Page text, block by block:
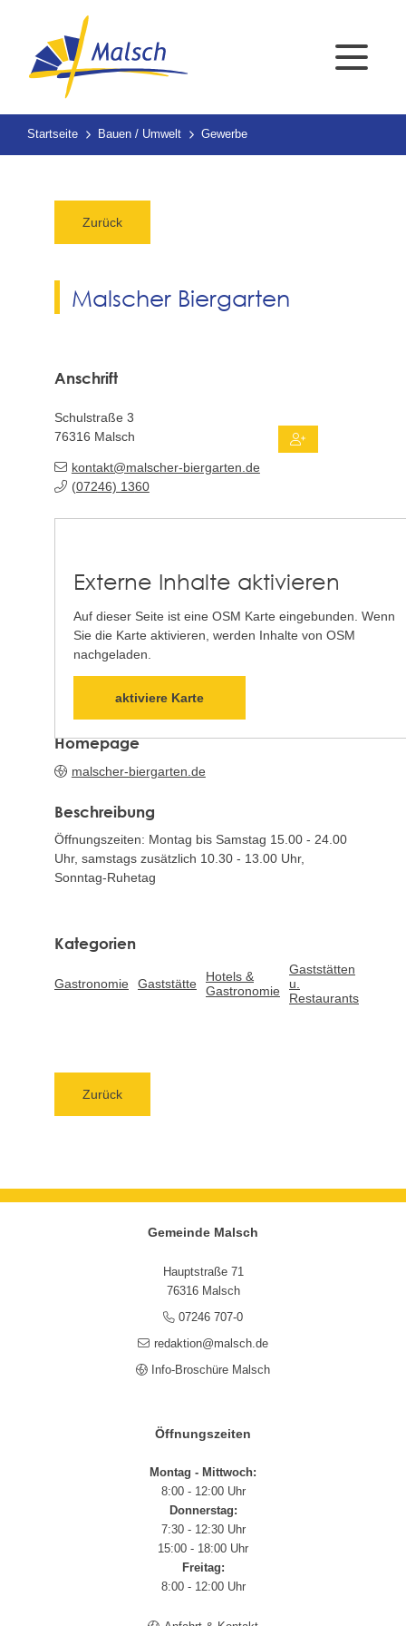
Startseite Bauen / Umwelt Gewerbe
Zurück
Malscher Biergarten
Externe Inhalte aktivieren
Auf dieser Seite ist eine OSM Karte eingebunden. Wenn
Sie die Karte aktivieren, werden Inhalte von OSM
nachgeladen.
aktiviere Karte
Anschrift
Schulstraße 3
76316 Malsch
kontakt@malscher-biergarten.de
(07246) 1360
Homepage
malscher-biergarten.de
Beschreibung
Öffnungszeiten: Montag bis Samstag 15.00 - 24.00
Uhr, samstags zusätzlich 10.30 - 13.00 Uhr,
Sonntag-Ruhetag
Gastronomie Gaststätte
Hotels &
Gastronomie
Gaststätten
u.
Restaurants
Zurück
Gemeinde Malsch
Hauptstraße 71
76316 Malsch
07246 707-0
redaktion@malsch.de
Info-Broschüre Malsch
Öffnungszeiten
Montag - Mittwoch:
8:00 - 12:00 Uhr
Donnerstag:
7:30 - 12:30 Uhr
15:00 - 18:00 Uhr
Freitag:
8:00 - 12:00 Uhr